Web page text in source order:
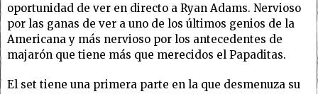
oportunidad de ver en directo a Ryan Adams. Nervioso
por las ganas de ver a uno de los últimos genios de la
Americana y más nervioso por los antecedentes de
majarón que tiene más que merecidos el Papaditas.
El set tiene una primera parte en la que desmenuza su